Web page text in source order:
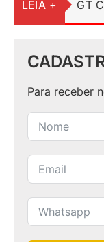
LEIA + GT
Para receber